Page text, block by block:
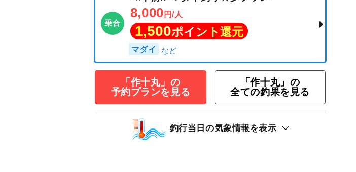
乗合
≪午前≫マダイ釣り☆彡プラン
8,000
1,500ポイント還元
マダイ
「作十丸」の
予約プランを見る
「作十丸」の
全ての釣果を見る
釣行当日の気象情報を表示